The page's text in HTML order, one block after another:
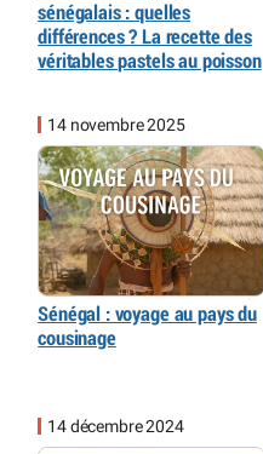
sénégalais : quelles
différences ? La recette des
véritables pastels au poisson
14 novembre 2025
Sénégal : voyage au pays du
cousinage
14 décembre 2024